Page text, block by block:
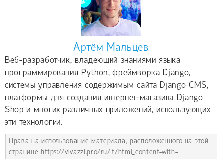
Артём Мальцев
Веб-разработчик, владеющий знаниями языка
программирования Python, фреймворка Django,
системы управления содержимым сайта Django CMS,
платформы для создания интернет-магазина Django
Shop и многих различных приложений, использующих
эти технологии.
Права на использование материала, расположенного на этой
странице https://vivazzi.pro/ru/it/html_content-with-